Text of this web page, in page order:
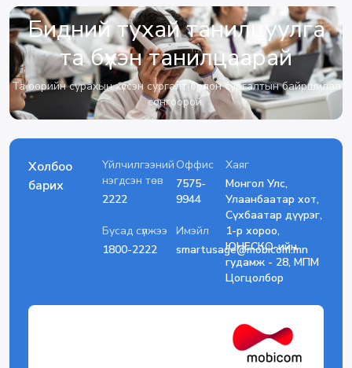
Бидний тухай танилцуулга
та бүхэн танилцаарай
Та өөрийн сурахын хүссэн сургалт болон сургалтын байршилаа
сонгоорой.
Холбоо
барих
Үйлчилгээний
нэгдсэн төв
2222
Бусад сүлжээ
1800-2222
Оффис
7575-
9944
Имэйл
smartusage@mobicom.mn
Хаяг
Монгол Улс,
Улаанбаатар хот,
Сүхбаатар дүүрэг,
1-р хороо,
ЮНЕСКО-ийн
гудамж - 28, МПМ
Цогцолбор